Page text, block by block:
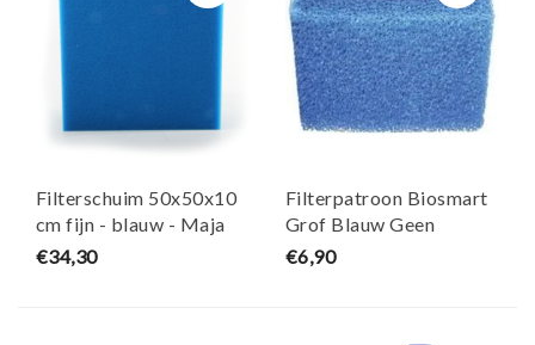
Filterschuim 50x50x10
cm fijn - blauw - Maja
Koi
€34,30
Filterpatroon Biosmart
Grof Blauw Geen
Origineel Onderdeel
€6,90